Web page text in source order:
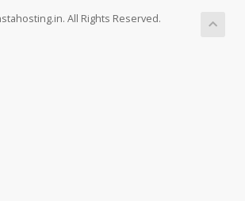
All Rights Reserved.